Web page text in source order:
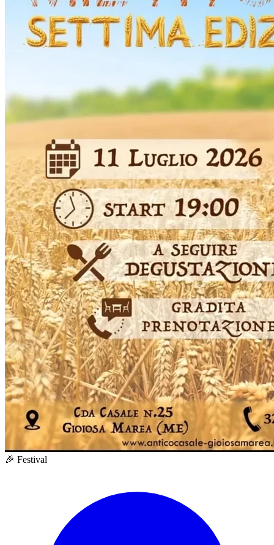
🎉 Festival